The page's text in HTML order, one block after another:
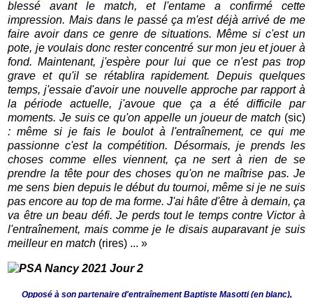
blessé avant le match, et l'entame a confirmé cette
impression. Mais dans le passé ça m'est déjà arrivé de me
faire avoir dans ce genre de situations. Même si c'est un
pote, je voulais donc rester concentré sur mon jeu et jouer à
fond. Maintenant, j'espère pour lui que ce n'est pas trop
grave et qu'il se rétablira rapidement. Depuis quelques
temps, j'essaie d'avoir une nouvelle approche par rapport à
la période actuelle, j'avoue que ça a été difficile par
moments. Je suis ce qu'on appelle un joueur de match (sic)
: même si je fais le boulot à l'entraînement, ce qui me
passionne c'est la compétition. Désormais, je prends les
choses comme elles viennent, ça ne sert à rien de se
prendre la tête pour des choses qu'on ne maîtrise pas. Je
me sens bien depuis le début du tournoi, même si je ne suis
pas encore au top de ma forme. J'ai hâte d'être à demain, ça
va être un beau défi. Je perds tout le temps contre Victor à
l'entraînement, mais comme je le disais auparavant je suis
meilleur en match (rires) ... »
Opposé à son partenaire d'entraînement Baptiste Masotti (en blanc),